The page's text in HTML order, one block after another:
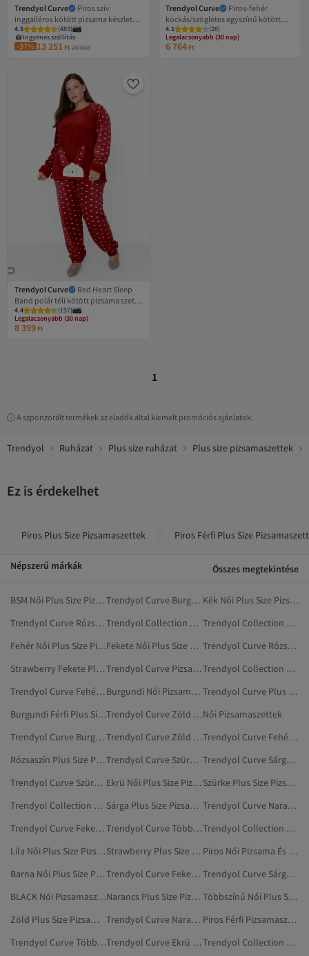
Trendyol Curve
Piros szív
inggalléros kötött pizsama készlet
TBBAW23AI00019
4.5 (483)
Ingyenes szállítás
-37% 13 251 Ft20 908
Trendyol Curve
Piros-fehér
kockás/szögletes egyszínű kötött
pizsama szett TBBAW26AI00035
4.1 (26)
Legalacsonyabb (30 nap)
Ingyenes szállítás 7500 Ft felett
Legalacsonyabb (30 nap)
6 764 Ft
Trendyol Curve
Red Heart Sleep
Band polár téli kötött pizsama szett
TBBAW23AI00025
4.4 (197)
Legalacsonyabb (30 nap)
Ingyenes szállítás
Legalacsonyabb (30 nap)
8 399 Ft
1
A szponzorált termékek az eladók által kiemelt promóciós ajánlatok.
Trendyol Ruházat Plus size ruházat Plus size pizsamaszettek
Ez is érdekelhet
Piros Plus Size Pizsamaszettek Piros Férfi Plus Size
Népszerű márkák Összes megtekintése
BSM Női Plus Size Pizsamaszettek Trendyol Curve Burgundi Pizsamaszettek
Kék Női Plus Size Pizsamaszettek
Trendyol Curve Rózsaszín Pizsamaszettek
Trendyol Collection Szürke Plus Size Pizsamaszettek
Trendyol Collection Plus Size Pizsamaszettek
Fehér Női Plus Size Pizsamaszettek
Fekete Női Plus Size Pizsamaszettek
Trendyol Curve Rózsaszín Plus Size Pizsamaszettek
Strawberry Fekete Plus Size Pizsamaszettek
Trendyol Curve Pizsamaszettek
Trendyol Collection Zöld Plus Size Pizsamaszettek
Trendyol Curve Fehér Pizsamaszettek
Burgundi Női Pizsamaszettek
Trendyol Curve Plus Size Pizsamaszettek
Burgundi Férfi Plus Size Pizsamaszettek
Trendyol Curve Zöld PizsamaszettekNői Pizsamaszettek
Trendyol Curve Burgundi Plus Size Pizsamaszettek
Trendyol Curve Zöld Plus Size Pizsamaszettek
Trendyol Curve Fehér Plus Size Pizsamaszettek
Rózsaszín Plus Size Pizsamaszettek
Trendyol Curve Szürke Plus Size Pizsamaszettek
Trendyol Curve Sárga Plus Size Pizsamaszettek
Trendyol Curve Szürke Pizsamaszettek
Ekrü Női Plus Size Pizsamaszettek
Szürke Plus Size Pizsamaszettek
Trendyol Collection Többszínű Plus Size Pizsamaszettek
Sárga Plus Size Pizsamaszettek
Trendyol Curve Narancs Plus Size Pizsamaszettek
Trendyol Curve Fekete Pizsamaszettek
Trendyol Curve Többszínű Plus Size Pizsamaszettek
Trendyol Collection Fekete Plus Size Pizsamaszettek
Lila Női Plus Size Pizsamaszettek
Strawberry Plus Size Pizsamaszettek
Piros Női Pizsama És Alsónemű
Barna Női Plus Size Pizsamaszettek
Trendyol Curve Fekete Plus Size Pizsamaszettek
Trendyol Curve Sárga Pizsamaszettek
BLACK Női Pizsamaszettek
Narancs Plus Size Pizsamaszettek
Többszínű Női Plus Size Pizsamaszettek
Zöld Plus Size Pizsamaszettek
Trendyol Curve Narancs Pizsamaszettek
Piros Férfi Pizsamaszettek
Trendyol Curve Többszínű Pizsamaszettek
Trendyol Curve Ekrü Plus Size Pizsamaszettek
Trendyol Collection Bézs Plus Size Pizsamaszettek